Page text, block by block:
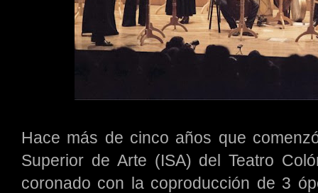
Hace más de cinco años que
Superior de Arte (ISA) del Teatro
coronado con la coproducción de 3